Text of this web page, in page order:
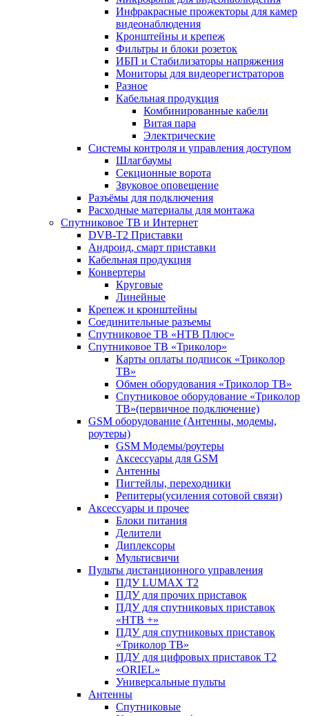
Инфракрасные прожекторы для камер
видеонаблюдения
Кронштейны и крепеж
Фильтры и блоки розеток
ИБП и Стабилизаторы напряжения
Мониторы для видеорегистраторов
Разное
Кабельная продукция
Комбинированные кабели
Витая пара
Электрические
Системы контроля и управления доступом
Шлагбаумы
Секционные ворота
Звуковое оповещение
Разъёмы для подключения
Расходные материалы для монтажа
Спутниковое ТВ и Интернет
DVB-Т2 Приставки
Андроид, смарт приставки
Кабельная продукция
Конвертеры
Круговые
Линейные
Крепеж и кронштейны
Соединительные разъемы
Спутниковое ТВ «НТВ Плюс»
Спутниковое ТВ «Триколор»
Карты оплаты подписок «Триколор
ТВ»
Обмен оборудования «Триколор ТВ»
Спутниковое оборудование «Триколор
ТВ»(первичное подключение)
GSM оборудование (Антенны, модемы,
роутеры)
GSM Модемы/роутеры
Аксессуары для GSM
Антенны
Пигтейлы, переходники
Репитеры(усиления сотовой связи)
Аксессуары и прочее
Блоки питания
Делители
Диплексоры
Мультисвичи
Пульты дистанционного управления
ПДУ LUMAX Т2
ПДУ для прочих приставок
ПДУ для спутниковых приставок
«НТВ +»
ПДУ для спутниковых приставок
«Триколор ТВ»
ПДУ для цифровых приставок Т2
«ORIEL»
Универсальные пульты
Антенны
Спутниковые